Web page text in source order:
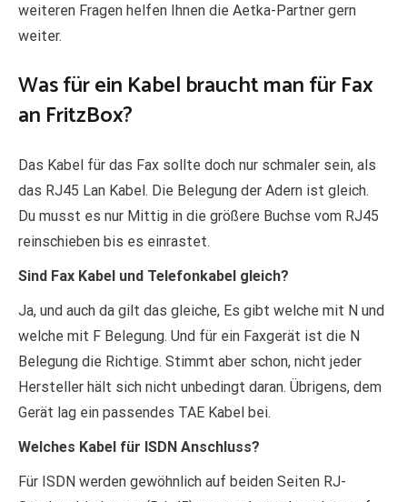
weiteren Fragen helfen Ihnen die Aetka-Partner gern
weiter.
Was für ein Kabel braucht man für Fax
an FritzBox?
Das Kabel für das Fax sollte doch nur schmaler sein, als
das RJ45 Lan Kabel. Die Belegung der Adern ist gleich.
Du musst es nur Mittig in die größere Buchse vom RJ45
reinschieben bis es einrastet.
Sind Fax Kabel und Telefonkabel gleich?
Ja, und auch da gilt das gleiche, Es gibt welche mit N und
welche mit F Belegung. Und für ein Faxgerät ist die N
Belegung die Richtige. Stimmt aber schon, nicht jeder
Hersteller hält sich nicht unbedingt daran. Übrigens, dem
Gerät lag ein passendes TAE Kabel bei.
Welches Kabel für ISDN Anschluss?
Für ISDN werden gewöhnlich auf beiden Seiten RJ-